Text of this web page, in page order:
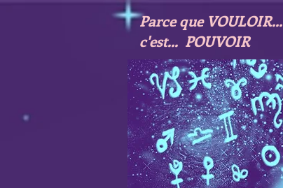
Parce que VOULOIR...
c'est... POUVOIR